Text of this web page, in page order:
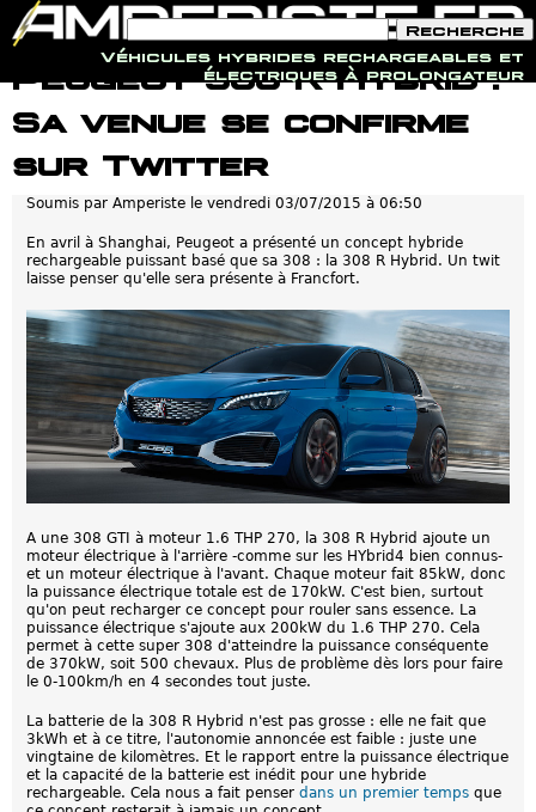
Jump to navigation
Véhicules hybrides rechargeables et
électriques à prolongateur
o
r
m
l
a
i
r
d
r
e
c
e
r
c
h
e
e
c
h
r
c
e
Peugeot 308 R Hybrid :
Sa venue se confirme
sur Twitter
Soumis par Amperiste le vendredi 03/07/2015 à 06:50
En avril à Shanghai, Peugeot a présenté un concept hybride
rechargeable puissant basé que sa 308 : la 308 R Hybrid. Un twit
laisse penser qu'elle sera présente à Francfort.
A une 308 GTI à moteur 1.6 THP 270, la 308 R Hybrid ajoute un
moteur électrique à l'arrière -comme sur les HYbrid4 bien connus-
et un moteur électrique à l'avant. Chaque moteur fait 85kW, donc
la puissance électrique totale est de 170kW. C'est bien, surtout
qu'on peut recharger ce concept pour rouler sans essence. La
puissance électrique s'ajoute aux 200kW du 1.6 THP 270. Cela
permet à cette super 308 d'atteindre la puissance conséquente
de 370kW, soit 500 chevaux. Plus de problème dès lors pour faire
le 0-100km/h en 4 secondes tout juste.
La batterie de la 308 R Hybrid n'est pas grosse : elle ne fait que
3kWh et à ce titre, l'autonomie annoncée est faible : juste une
vingtaine de kilomètres. Et le rapport entre la puissance électrique
et la capacité de la batterie est inédit pour une hybride
rechargeable. Cela nous a fait penser dans un premier temps que